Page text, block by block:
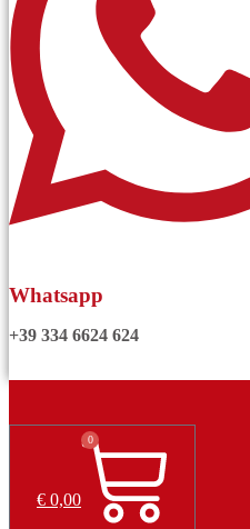
Whatsapp
+39 334 6624 624
€ 0,00
0